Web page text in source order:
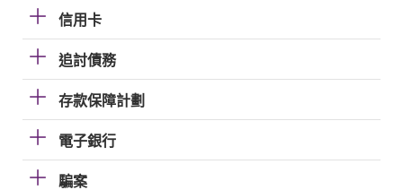
信用卡
追討債務
存款保障計劃
電子銀行
騙案